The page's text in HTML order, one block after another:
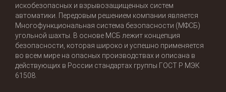
искобезопасных и взрывозащищенных систем
автоматики. Передовым решением компании является
Многофункциональная система безопасности (МФСБ)
угольной шахты. В основе МСБ лежит концепция
безопасности, которая широко и успешно применяется
во всем мире на опасных производствах и описана в
действующих в России стандартах группы ГОСТ Р МЭК
61508.